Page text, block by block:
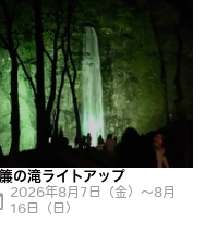
の滝ライトアップ
2026年8月7日（金）〜8月
16日（日）